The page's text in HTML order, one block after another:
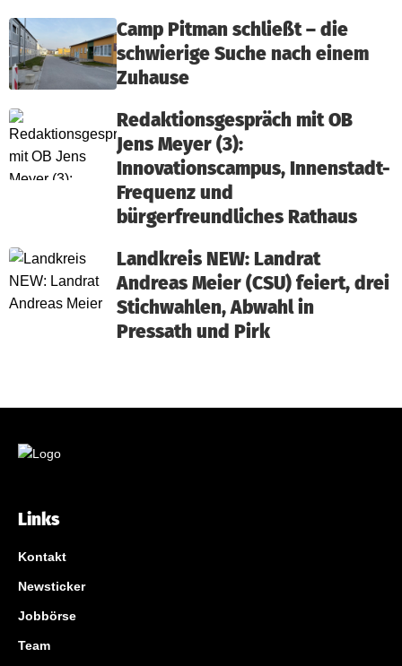
Camp Pitman schließt – die
schwierige Suche nach einem
Zuhause
Redaktionsgespräch mit OB
Jens Meyer (3):
Innovationscampus, Innenstadt-
Frequenz und
bürgerfreundliches Rathaus
Landkreis NEW: Landrat
Andreas Meier (CSU) feiert, drei
Stichwahlen, Abwahl in
Pressath und Pirk
Links
Kontakt
Newsticker
Jobbörse
Team